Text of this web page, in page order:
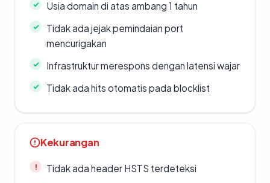
Usia domain di atas ambang 1 tahun
Tidak ada jejak pemindaian port
mencurigakan
Infrastruktur merespons dengan latensi wajar
Tidak ada hits otomatis pada blocklist
Kekurangan
Tidak ada header HSTS terdeteksi